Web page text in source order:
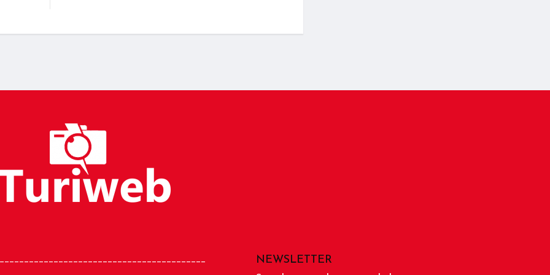
NEWSLETTER